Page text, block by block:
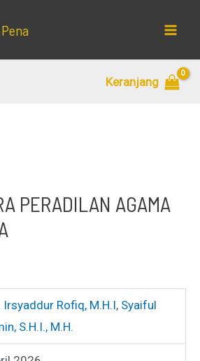
Keranjang
PERADILAN AGAMA
Irsyaddur Rofiq, M.H.I, Syaiful
S.H.I., M.H.